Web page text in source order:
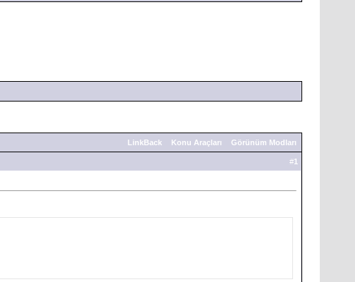
LinkBack Konu Araçları Görünüm Modları
#1